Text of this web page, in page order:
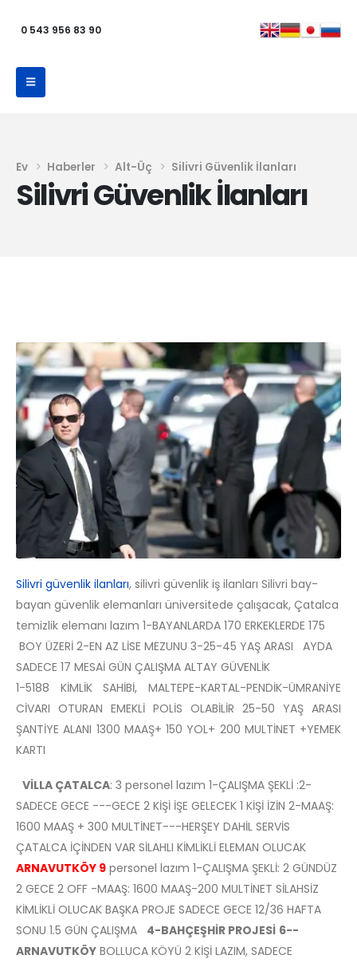
0 543 956 83 90
Ev Haberler Alt-Üç Silivri Güvenlik İlanları
Silivri Güvenlik İlanları
Silivri güvenlik ilanları, silivri güvenlik iş ilanları Silivri bay-
bayan güvenlik elemanları üniversitede çalışacak, Çatalca
temizlik elemanı lazım 1-BAYANLARDA 170 ERKEKLERDE 175
BOY ÜZERİ 2-EN AZ LİSE MEZUNU 3-25-45 YAŞ ARASI AYDA
SADECE 17 MESAİ GÜN ÇALIŞMA ALTAY GÜVENLİK
1-5188 KİMLİK SAHİBİ, MALTEPE-KARTAL-PENDİK-ÜMRANİYE
CİVARI OTURAN EMEKLİ POLİS OLABİLİR 25-50 YAŞ ARASI
ŞANTİYE ALANI 1300 MAAŞ+ 150 YOL+ 200 MULTİNET +YEMEK
KARTI
VİLLA ÇATALCA: 3 personel lazım 1-ÇALIŞMA ŞEKLİ :2-
SADECE GECE ---GECE 2 KİŞİ İŞE GELECEK 1 KİŞİ İZİN 2-MAAŞ:
1600 MAAŞ + 300 MULTİNET---HERŞEY DAHİL SERVİS
ÇATALCA İÇİNDEN VAR SİLAHLI KİMLİKLİ ELEMAN OLUCAK
ARNAVUTKÖY 9 personel lazım 1-ÇALIŞMA ŞEKLİ: 2 GÜNDÜZ
2 GECE 2 OFF -MAAŞ: 1600 MAAŞ-200 MULTİNET SİLAHSİZ
KİMLİKLİ OLUCAK BAŞKA PROJE SADECE GECE 12/36 HAFTA
SONU 1.5 GÜN ÇALIŞMA 4-BAHÇEŞHİR PROJESİ 6--
ARNAVUTKÖY BOLLUCA KÖYÜ 2 KİŞİ LAZIM, SADECE